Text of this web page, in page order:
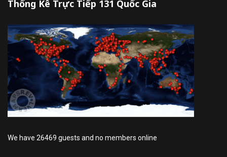
Thống Kê Trực Tiếp 131 Quốc Gia
We have 26469 guests and no members online